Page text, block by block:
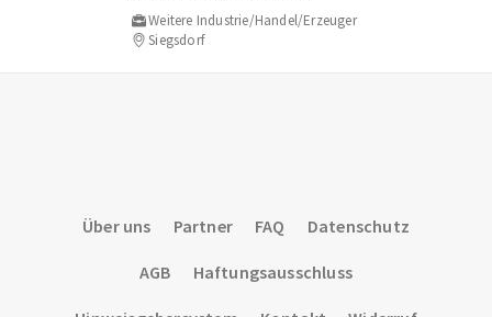
Weitere Industrie/Handel/Erzeuger
Siegsdorf
Über uns Partner FAQ Datenschutz
AGB Haftungsausschluss